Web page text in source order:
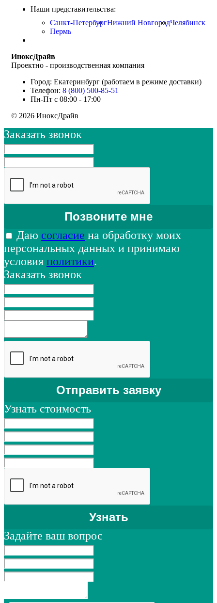
Наши представительства:
Санкт-ПетербургНижний НовгородЧелябинск
Пермь
ИноксДрайв
Проектно - производственная компания
Город: Екатеринбург (работаем в режиме доставки)
Телефон: 8 (800) 500-85-51
Пн-Пт с 08:00 - 17:00
© 2026 ИноксДрайв
Заказать звонок
Даю согласие на обработку моих
персональных данных и принимаю
условия политики.
Заказать звонок
Узнать стоимость
Задайте ваш вопрос